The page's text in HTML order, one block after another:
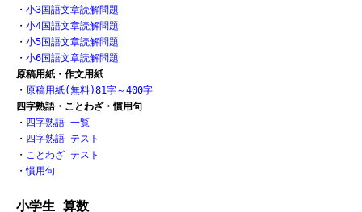
・ 小3国語文章読解問題
・ 小4国語文章読解問題
・ 小5国語文章読解問題
・ 小6国語文章読解問題
原稿用紙・作文用紙
・ 原稿用紙(無料)81字～400字
四字熟語・ことわざ・慣用句
・ 四字熟語 一覧
・ 四字熟語 テスト
・ ことわざ テスト
・慣用句
小学生 算数